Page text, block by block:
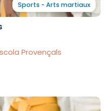
Sports - Arts martiaux
Provençals